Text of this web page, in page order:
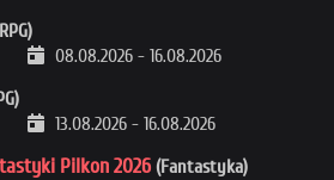
08.08.2026 - 16.08.2026
13.08.2026 - 16.08.2026
Pilkon 2026 (Fantastyka)